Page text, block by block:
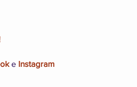
e Instagram